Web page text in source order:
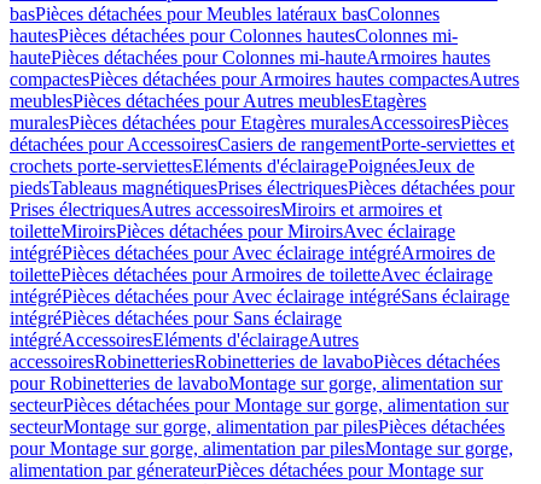
basPièces détachées pour Meubles latéraux basColonnes
hautesPièces détachées pour Colonnes hautesColonnes mi-
hautePièces détachées pour Colonnes mi-hauteArmoires hautes
compactesPièces détachées pour Armoires hautes compactesAutres
meublesPièces détachées pour Autres meublesEtagères
muralesPièces détachées pour Etagères muralesAccessoiresPièces
détachées pour AccessoiresCasiers de rangementPorte-serviettes et
crochets porte-serviettesEléments d'éclairagePoignéesJeux de
piedsTableaus magnétiquesPrises électriquesPièces détachées pour
Prises électriquesAutres accessoiresMiroirs et armoires et
toiletteMiroirsPièces détachées pour MiroirsAvec éclairage
intégréPièces détachées pour Avec éclairage intégréArmoires de
toilettePièces détachées pour Armoires de toiletteAvec éclairage
intégréPièces détachées pour Avec éclairage intégréSans éclairage
intégréPièces détachées pour Sans éclairage
intégréAccessoiresEléments d'éclairageAutres
accessoiresRobinetteriesRobinetteries de lavaboPièces détachées
pour Robinetteries de lavaboMontage sur gorge, alimentation sur
secteurPièces détachées pour Montage sur gorge, alimentation sur
secteurMontage sur gorge, alimentation par pilesPièces détachées
pour Montage sur gorge, alimentation par pilesMontage sur gorge,
alimentation par génerateurPièces détachées pour Montage sur